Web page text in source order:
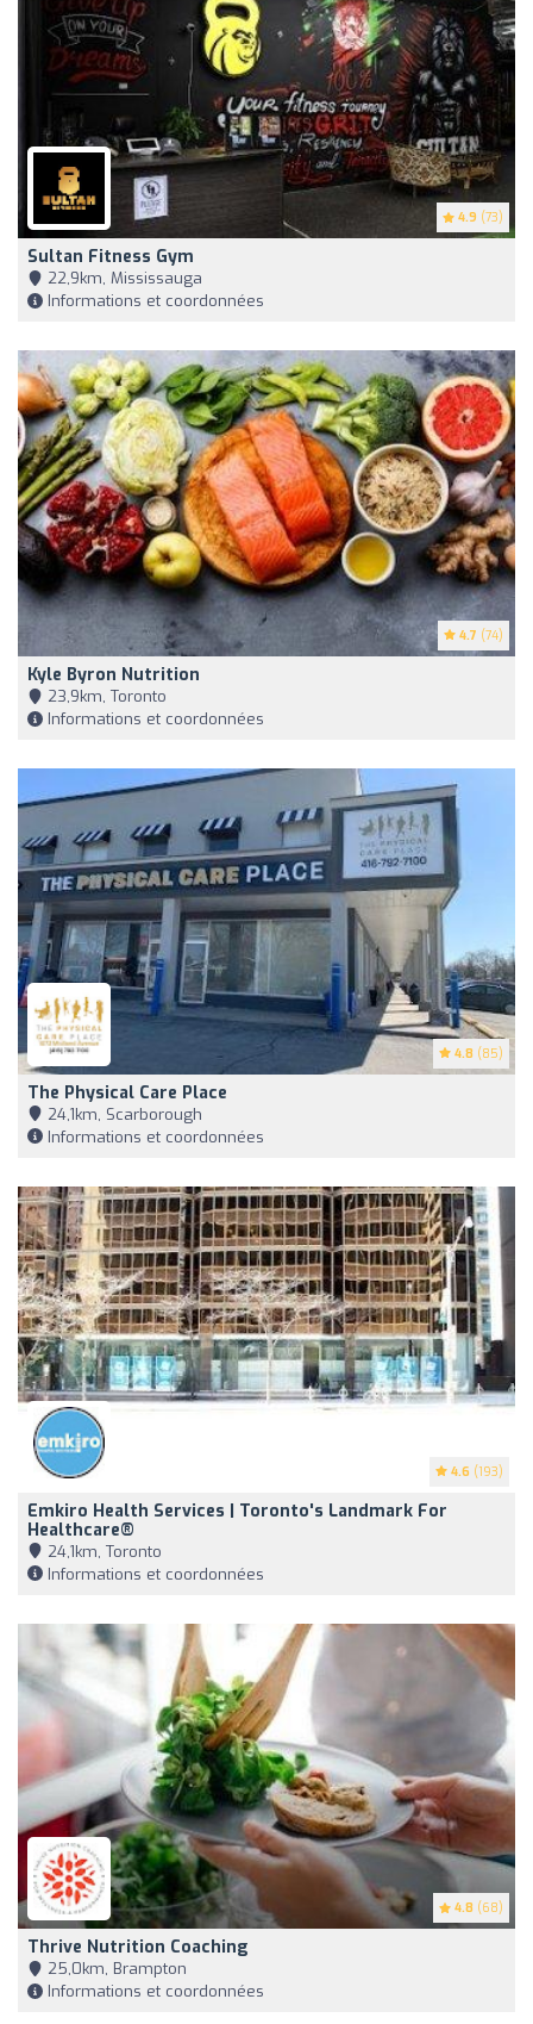
4.9 (73)
Sultan Fitness Gym
22,9km, Mississauga
Informations et coordonnées
4.7 (74)
Kyle Byron Nutrition
23,9km, Toronto
Informations et coordonnées
4.8 (85)
The Physical Care Place
24,1km, Scarborough
Informations et coordonnées
4.6 (193)
Emkiro Health Services | Toronto's Landmark For
Healthcare®
24,1km, Toronto
Informations et coordonnées
4.8 (68)
Thrive Nutrition Coaching
25,0km, Brampton
Informations et coordonnées